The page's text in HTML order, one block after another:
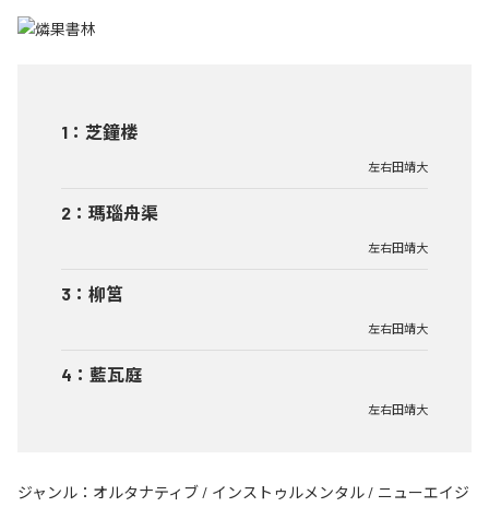
1 ： 芝鐘楼
左右田靖大
2 ： 瑪瑙舟渠
左右田靖大
3 ： 柳筥
左右田靖大
4 ： 藍瓦庭
左右田靖大
ジャンル： オルタナティブ / インストゥルメンタル / ニューエイジ